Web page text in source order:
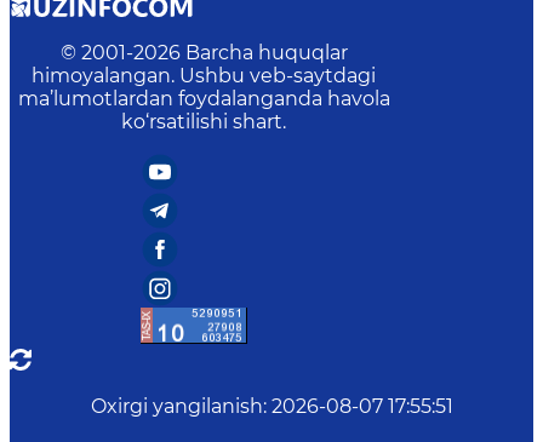
© 2001-2026 Barcha huquqlar
himoyalangan. Ushbu veb-saytdagi
ma’lumotlardan foydalanganda havola
ko‘rsatilishi shart.
Oxirgi yangilanish: 2026-08-07 17:55:51